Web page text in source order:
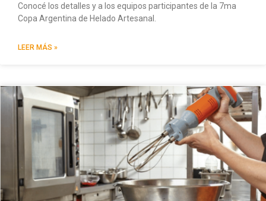
Conocé los detalles y a los equipos participantes de la 7ma
Copa Argentina de Helado Artesanal.
LEER MÁS »